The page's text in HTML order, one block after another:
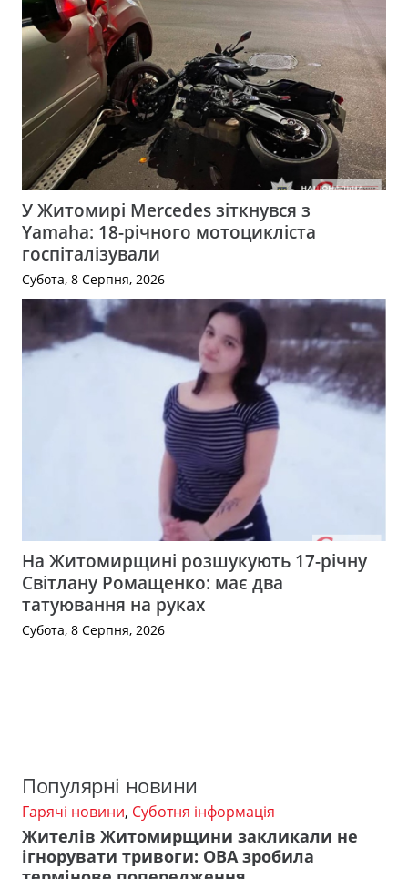
У Житомирі Mercedes зіткнувся з
Yamaha: 18-річного мотоцикліста
госпіталізували
Субота, 8 Серпня, 2026
На Житомирщині розшукують 17-річну
Світлану Ромащенко: має два
татуювання на руках
Субота, 8 Серпня, 2026
Популярні новини
Гарячі новини, Суботня інформація
Жителів Житомирщини закликали не
ігнорувати тривоги: ОВА зробила